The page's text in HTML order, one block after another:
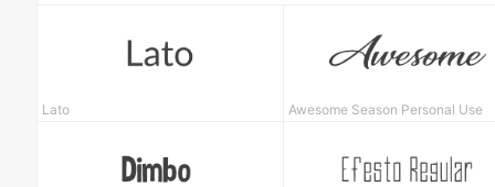
Lato Awesome Season Personal Use